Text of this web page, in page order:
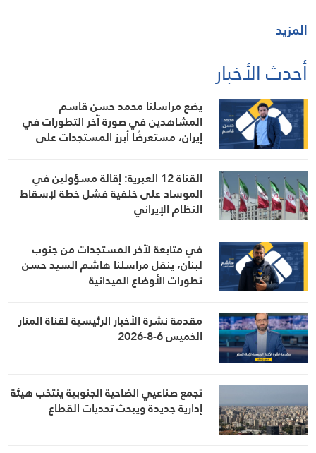
المزيد
أحدث الأخبار
يضع مراسلنا محمد حسن قاسم
المشاهدين في صورة آخر التطورات في
إيران، مستعرضًا أبرز المستجدات على
المواقف الرسمية وأبرز التطورات ذات
الصلة بالشأنين الداخلي والإقليمي
القناة 12 العبرية: إقالة مسؤولين في
الموساد على خلفية فشل خطة لإسقاط
النظام الإيراني
في متابعة لآخر المستجدات من جنوب
لبنان، ينقل مراسلنا هاشم السيد حسن
تطورات الأوضاع الميدانية
مقدمة نشرة الأخبار الرئيسية لقناة المنار
الخميس 6-8-2026
تجمع صناعيي الضاحية الجنوبية ينتخب هيئة
إدارية جديدة ويبحث تحديات القطاع